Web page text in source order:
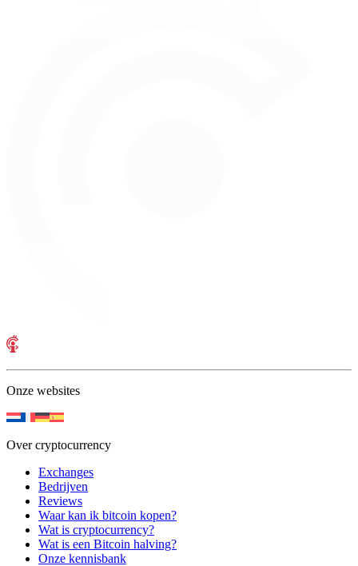
Onze websites
Over cryptocurrency
Exchanges
Bedrijven
Reviews
Waar kan ik bitcoin kopen?
Wat is cryptocurrency?
Wat is een Bitcoin halving?
Onze kennisbank